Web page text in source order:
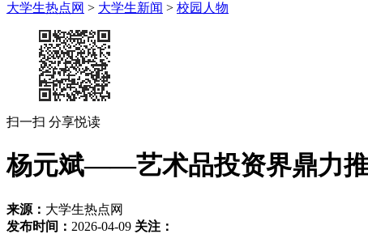
大学生热点网 > 大学生新闻 > 校园人物
扫一扫 分享悦读
杨元斌——艺术品投资界鼎力
来源： 大学生热点网
发布时间： 2026-04-09 关注：